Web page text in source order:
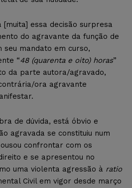
[muita] essa decisão surpresa
do agravante da função de
seu mandato em curso,
“48 (quarenta e oito) horas”
da parte autora/agravado,
ora agravante
de dúvida, está óbvio e
agravada se constituiu num
confrontar com os
e se apresentou no
uma violenta agressão à ratio
Civil em vigor desde março